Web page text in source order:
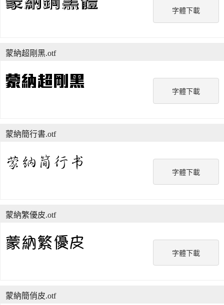
字體下載
字體下載
蒙納超剛黑.otf
字體下載
蒙納簡行書.otf
字體下載
蒙納繁優皮.otf
蒙納簡俏皮.otf